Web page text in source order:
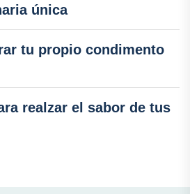
única
tu propio condimento
realzar el sabor de tus